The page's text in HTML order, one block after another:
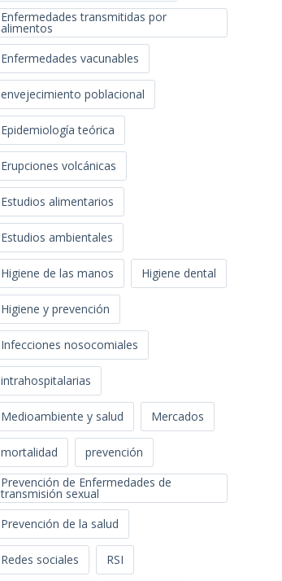
Enfermedades transmitidas por
alimentos
Enfermedades vacunables
envejecimiento poblacional
Epidemiología teórica
Erupciones volcánicas
Estudios alimentarios
Estudios ambientales
Higiene de las manos Higiene dental
Higiene y prevención
Infecciones nosocomiales
intrahospitalarias
Medioambiente y salud Mercados
mortalidad
prevención
Prevención de Enfermedades de
transmisión sexual
Prevención de la salud
Redes sociales RSI